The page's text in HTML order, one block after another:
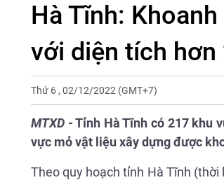
Hà Tĩnh:
với diện tích hơn
Thứ 6 , 02/12/2022 (GMT+7)
MTXD - Tỉnh Hà Tĩnh có 217 khu
vực mỏ vật liệu xây dựng được
Theo quy hoạch tỉnh Hà Tĩnh